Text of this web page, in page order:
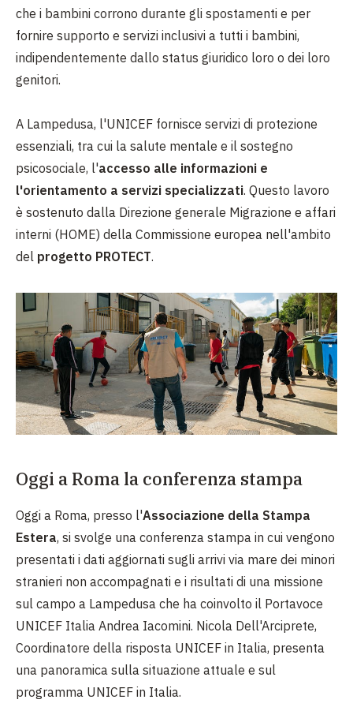
che i bambini corrono durante gli spostamenti e per
fornire supporto e servizi inclusivi a tutti i bambini,
indipendentemente dallo status giuridico loro o dei loro
genitori.
A Lampedusa, l'UNICEF fornisce servizi di protezione
essenziali, tra cui la salute mentale e il sostegno
psicosociale, l'accesso alle informazioni e
l'orientamento a servizi specializzati. Questo lavoro
è sostenuto dalla Direzione generale Migrazione e affari
interni (HOME) della Commissione europea nell'ambito
del progetto PROTECT.
Oggi a Roma la conferenza stampa
Oggi a Roma, presso l'Associazione della Stampa
Estera, si svolge una conferenza stampa in cui vengono
presentati i dati aggiornati sugli arrivi via mare dei minori
stranieri non accompagnati e i risultati di una missione
sul campo a Lampedusa che ha coinvolto il Portavoce
UNICEF Italia Andrea Iacomini. Nicola Dell'Arciprete,
Coordinatore della risposta UNICEF in Italia, presenta
una panoramica sulla situazione attuale e sul
programma UNICEF in Italia.